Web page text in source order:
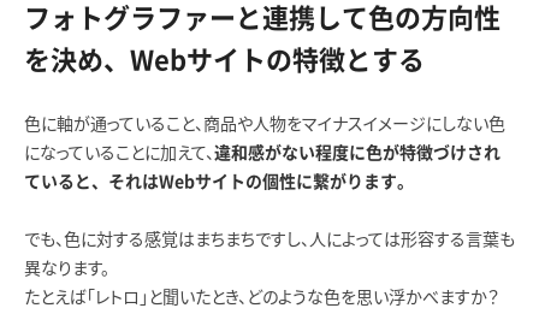
フォトグラファーと連携して色の方向性
を決め、Webサイトの特徴とする
色に軸が通っていること、商品や人物をマイナスイメージにしない色
になっていることに加えて、 違和感がない程度に色が特徴づけされ
ていると、それはWebサイトの個性に繋がります。
でも、色に対する感覚はまちまちですし、人によっては形容する言葉も
異なります。
たとえば「レトロ」と聞いたとき、どのような色を思い浮かべますか？